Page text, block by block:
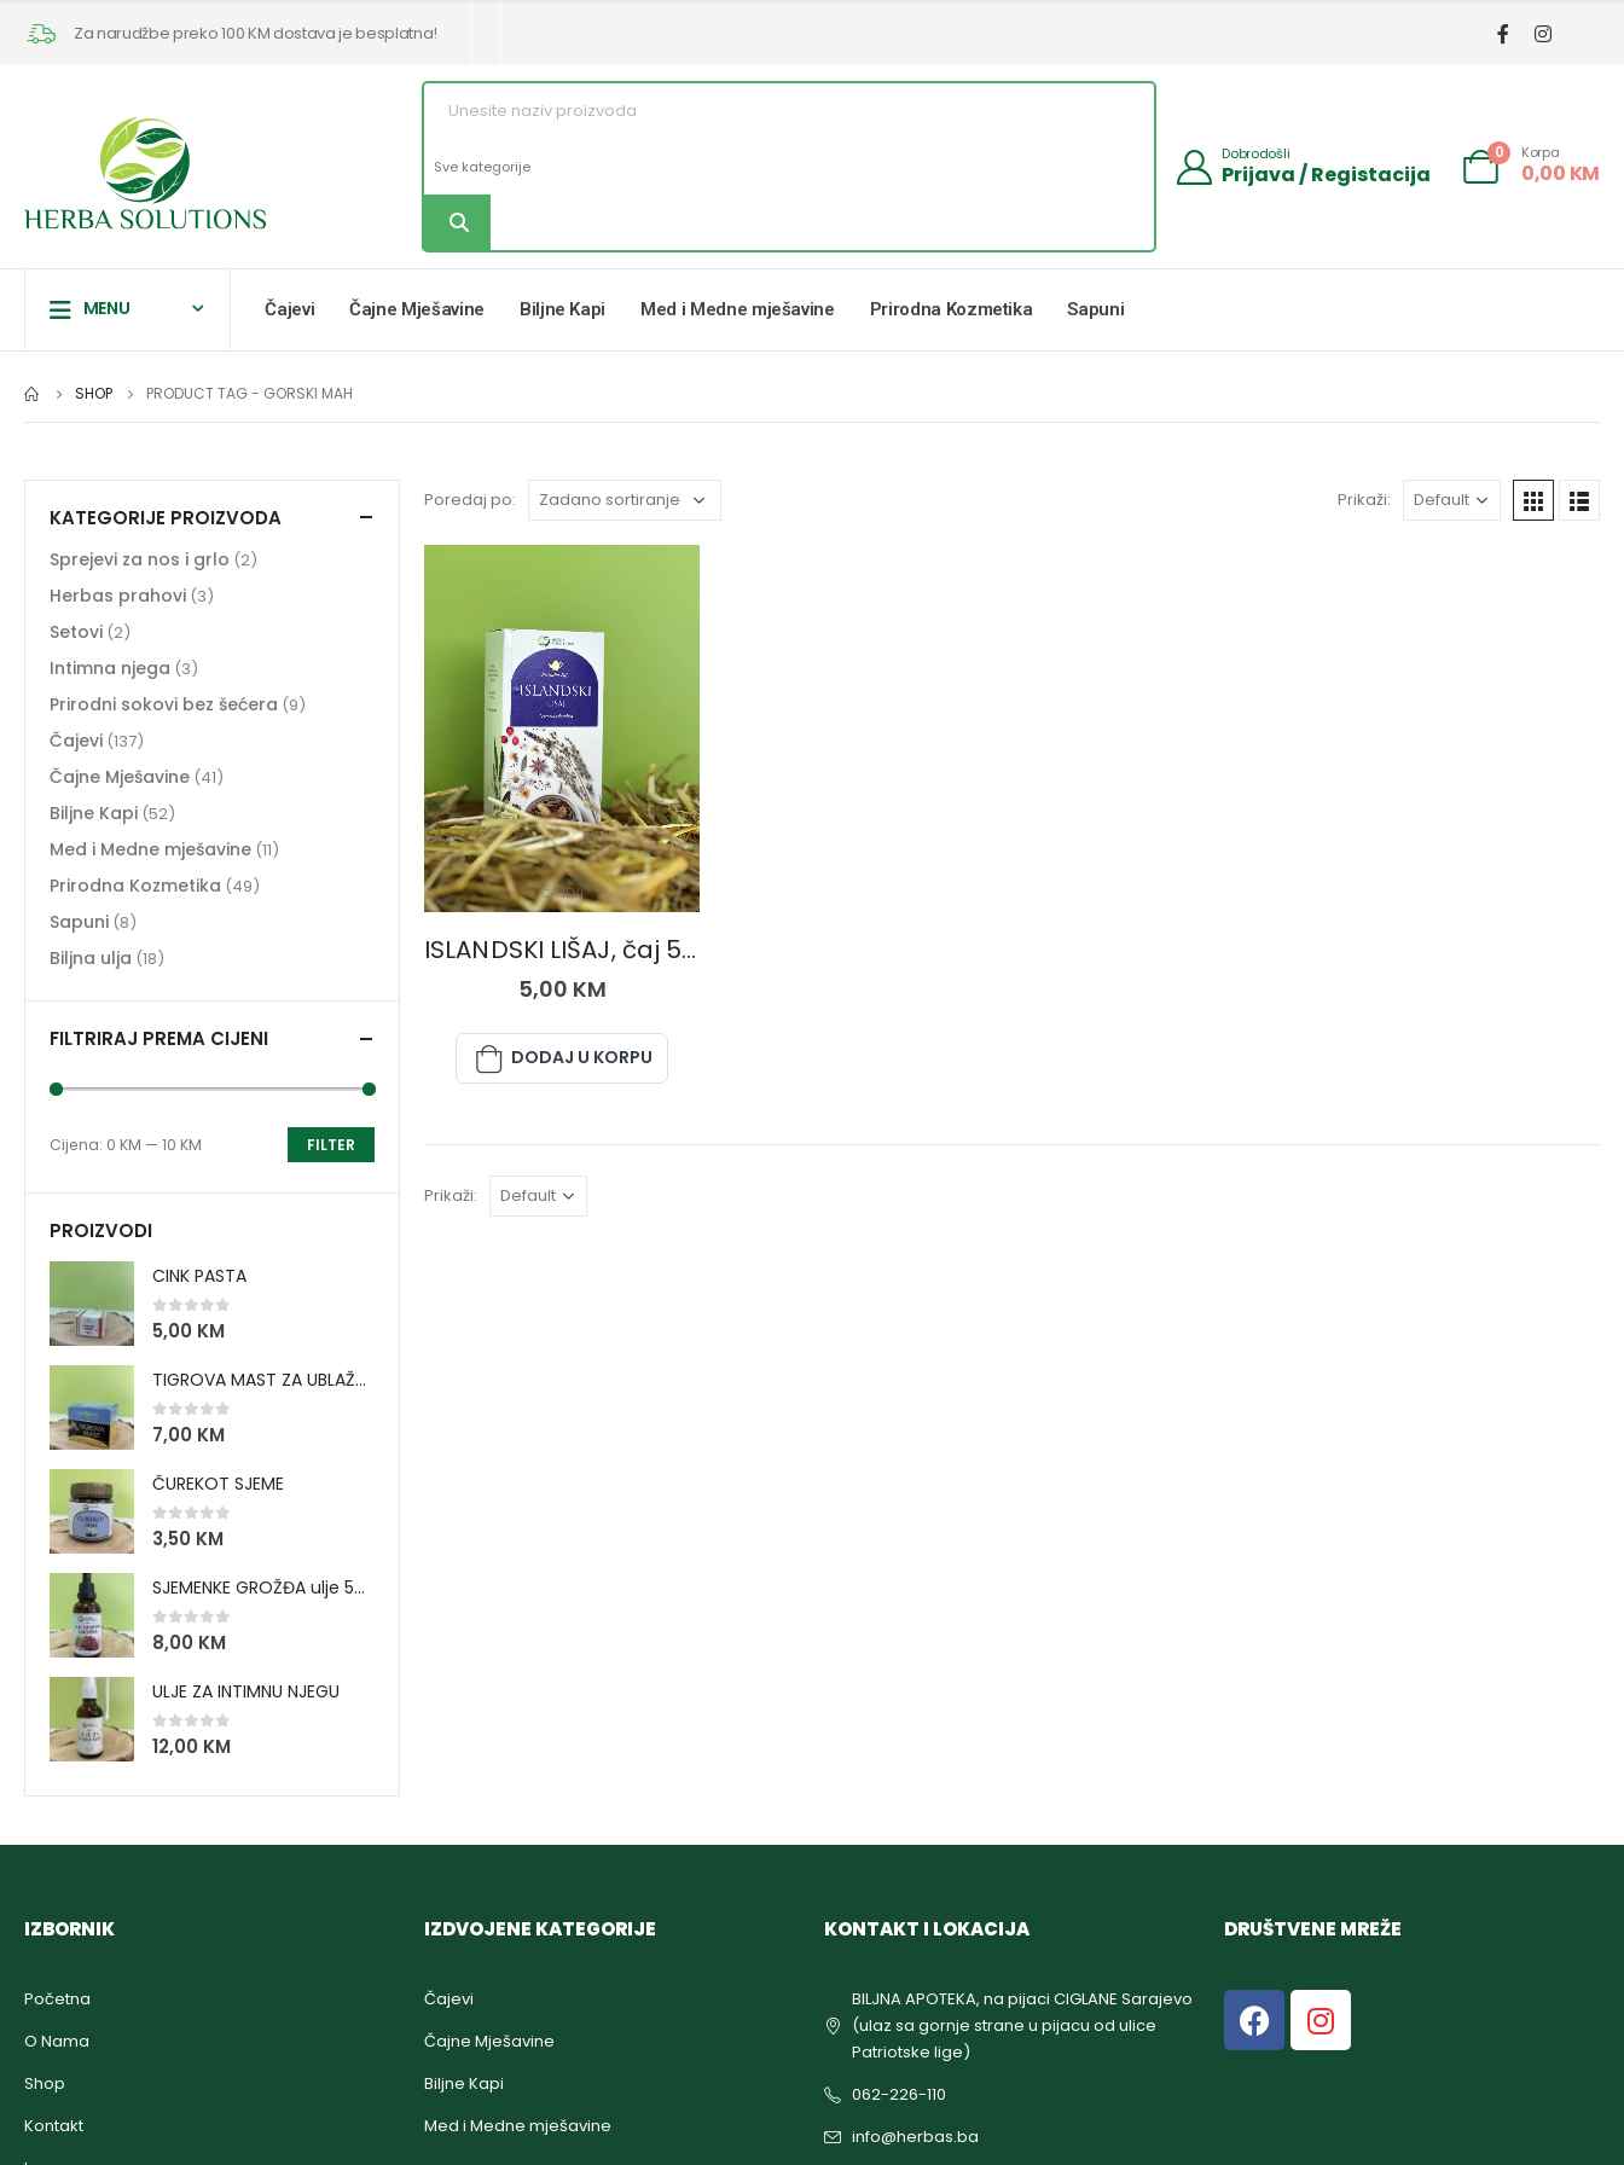
Za narudžbe preko 100 KM dostava je besplatna!
Dobrodošli
Prijava / Registacija
0 Korpa
0,00 KM
MENU Čajevi Čajne Mješavine Biljne Kapi Med i Medne mješavine Prirodna Kozmetika Sapuni
SHOP PRODUCT TAG - GORSKI MAH
Poredaj po: Prikaži:
ČAJEVI
ISLANDSKI LIŠAJ, čaj 50 gr.
5,00 KM
DODAJ U KORPU
Prikaži:
KATEGORIJE PROIZVODA
Sprejevi za nos i grlo (2)
Herbas prahovi (3)
Setovi (2)
Intimna njega (3)
Prirodni sokovi bez šećera (9)
Čajevi (137)
Čajne Mješavine (41)
Biljne Kapi (52)
Med i Medne mješavine (11)
Prirodna Kozmetika (49)
Sapuni (8)
Biljna ulja (18)
FILTRIRAJ PREMA CIJENI
FILTER
Cijena: 0 KM — 10 KM
PROIZVODI
CINK PASTA
0 out of 5
5,00 KM
TIGROVA MAST ZA UBLAŽAVANJE BOLOVA I ZAGRIJAVANJE MIŠIĆA
0 out of 5
7,00 KM
ČUREKOT SJEME
0 out of 5
3,50 KM
SJEMENKE GROŽĐA ulje 50 ml
0 out of 5
8,00 KM
ULJE ZA INTIMNU NJEGU
0out of 5
12,00 KM
IZBORNIK
Početna
O Nama
Shop
Kontakt
IZDVOJENE KATEGORIJE
Čajevi
Čajne Mješavine
Biljne Kapi
Med i Medne mješavine
KONTAKT I LOKACIJA
BILJNA APOTEKA, na pijaci CIGLANE Sarajevo
(ulaz sa gornje strane u pijacu od ulice
Patriotske lige)
062-226-110
info@herbas.ba
DRUŠTVENE MREŽE